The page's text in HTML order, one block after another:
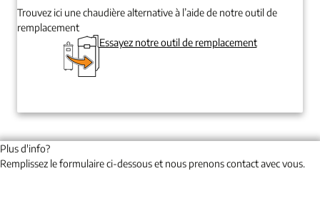
Trouvez ici une chaudière alternative à l’aide de notre outil de
remplacement
Essayez notre outil de remplacement
Plus d'info?
Remplissez le formulaire ci-dessous et nous prenons contact avec vous.